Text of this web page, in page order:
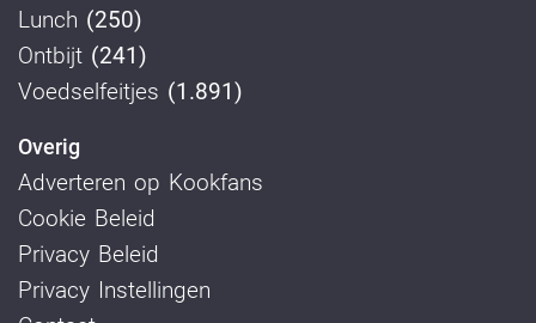
Lunch (250)
Ontbijt (241)
Voedselfeitjes (1.891)
Overig
Adverteren op Kookfans
Cookie Beleid
Privacy Beleid
Privacy Instellingen